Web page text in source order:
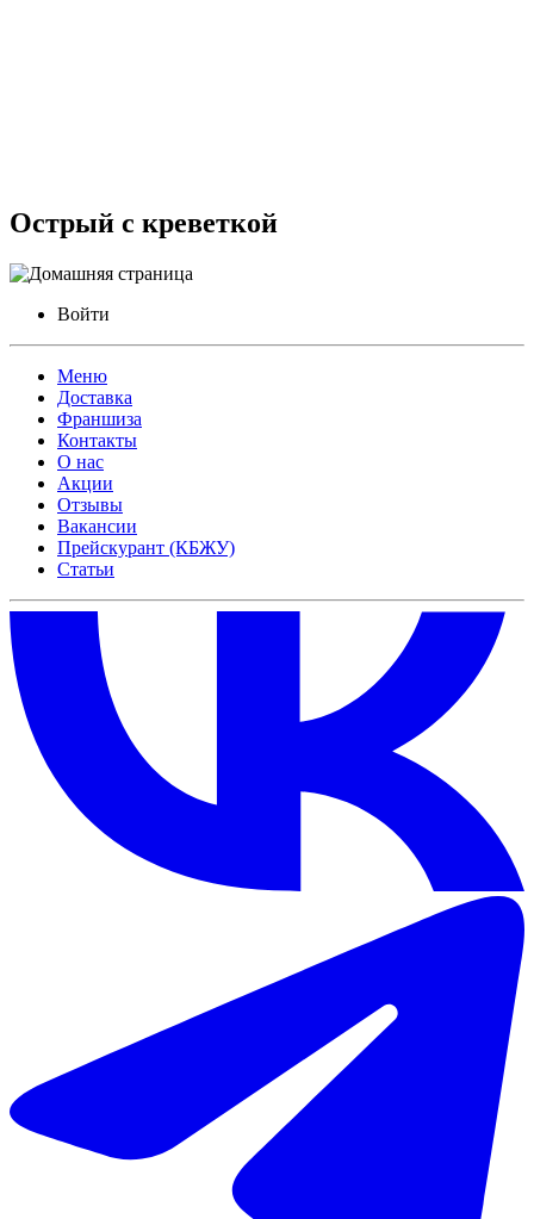
Острый с креветкой
Войти
Меню
Доставка
Франшиза
Контакты
О нас
Акции
Отзывы
Вакансии
Прейскурант (КБЖУ)
Статьи